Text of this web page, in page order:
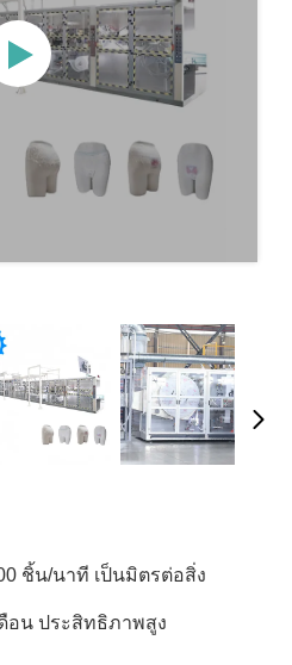
ชิ้น/นาที เป็นมิตรต่อสิ่ง
อน ประสิทธิภาพสูง